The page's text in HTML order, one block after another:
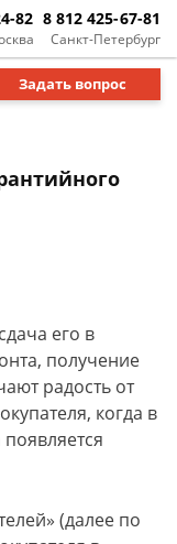
82
Санкт-Петербург
8 812 425-67-81
Задать вопрос
его в
получение
радость от
когда в
(далее по